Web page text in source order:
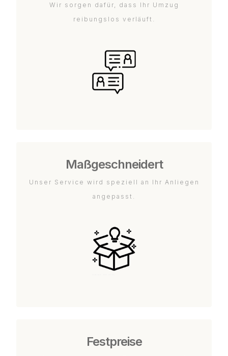
Wir sorgen dafür, dass Ihr Umzug
reibungslos verläuft.
Maßgeschneidert
Unser Service wird speziell an Ihr Anliegen
angepasst.
Festpreise